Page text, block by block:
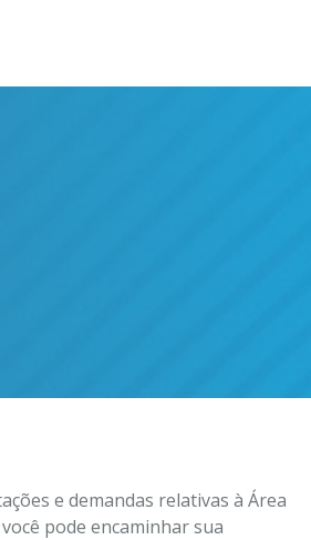
e demandas relativas à Área
pode encaminhar sua